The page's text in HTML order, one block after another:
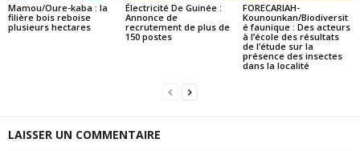
Mamou/Oure-kaba : la
filière bois reboise
plusieurs hectares
Électricité De Guinée :
Annonce de
recrutement de plus de
150 postes
FORECARIAH-
Kounounkan/Biodiversit
é faunique : Des acteurs
à l’école des résultats
de l’étude sur la
présence des insectes
dans la localité
LAISSER UN COMMENTAIRE